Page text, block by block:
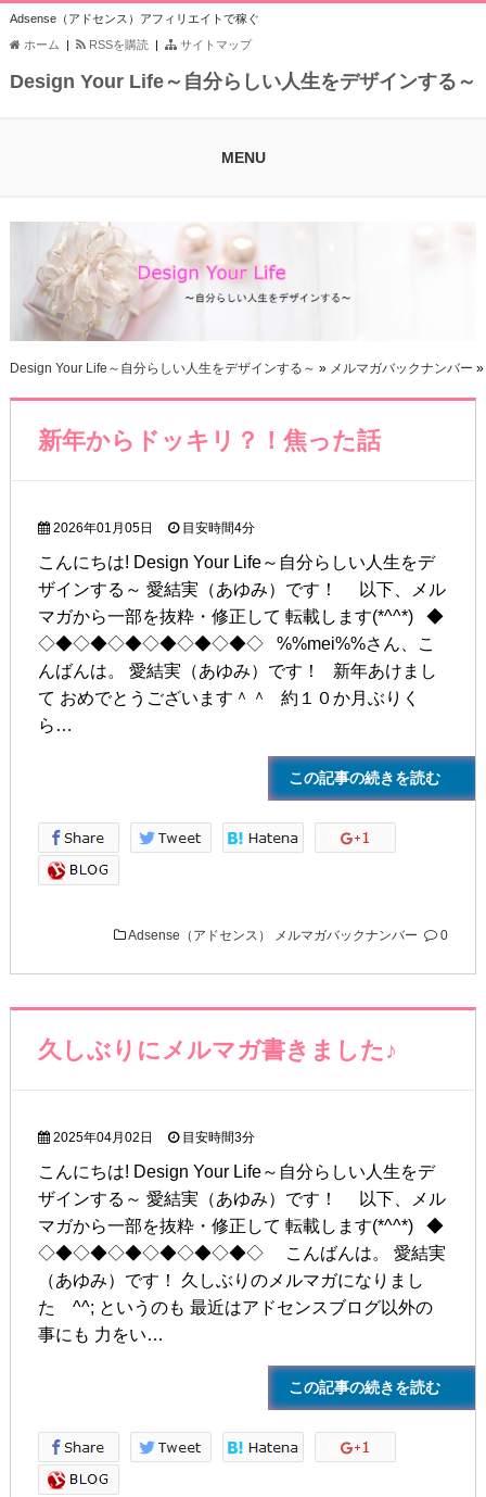
Adsense（アドセンス）アフィリエイトで稼ぐ
サイトマップ
RSSを購読 |
ホーム |
Design Your Life～自分らしい人生をデザインする～
MENU
Design Your Life～自分らしい人生をデザインする～ » メルマガバックナンバー »
新年からドッキリ？！焦った話
2026年01月05日 目安時間4分
こんにちは! Design Your Life～自分らしい人生をデ
ザインする～ 愛結実（あゆみ）です！ 以下、メル
マガから一部を抜粋・修正して 転載します(*^^*) ◆
◇◆◇◆◇◆◇◆◇◆◇◆◇ %%mei%%さん、こ
んばんは。 愛結実（あゆみ）です！ 新年あけまし
て おめでとうございます＾＾ 約１０か月ぶりく
ら…
この記事の続きを読む
Adsense（アドセンス） メルマガバックナンバー 0
久しぶりにメルマガ書きました♪
2025年04月02日 目安時間3分
こんにちは! Design Your Life～自分らしい人生をデ
ザインする～ 愛結実（あゆみ）です！ 以下、メル
マガから一部を抜粋・修正して 転載します(*^^*) ◆
◇◆◇◆◇◆◇◆◇◆◇◆◇ こんばんは。 愛結実
（あゆみ）です！ 久しぶりのメルマガになりまし
た ^^; というのも 最近はアドセンスブログ以外の
事にも 力をい…
この記事の続きを読む